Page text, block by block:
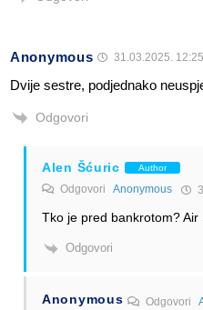
Anonymous 31.03.2025. 12:25
Dvije sestre, podjednako
Odgovori
Alen Šćuric Author
Odgovori Anonymous
Tko je pred bankrotom? Air
Odgovori
Anonymous Odgovori